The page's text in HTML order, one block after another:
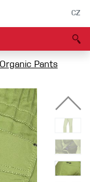
CZ
Pants